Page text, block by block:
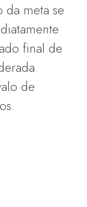
da meta se
final de
de